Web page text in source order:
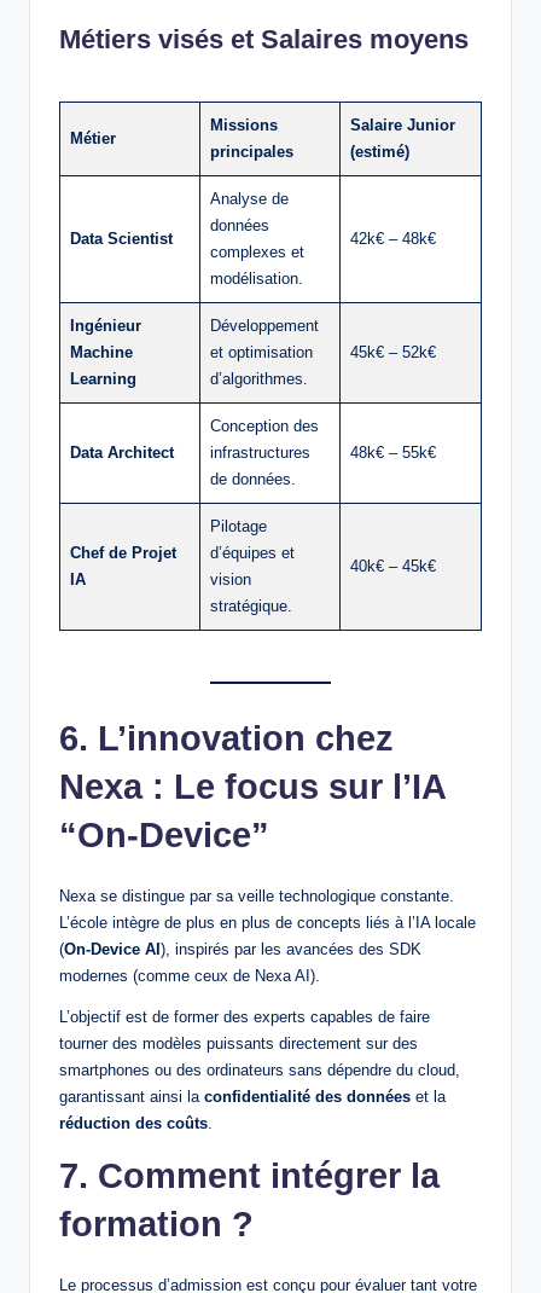
Métiers visés et Salaires moyens
Métier
Missions
principales
Salaire Junior
(estimé)
Data Scientist
Analyse de
données
complexes et
modélisation.
42k€ – 48k€
Ingénieur
Machine
Learning
Développement
et optimisation
d’algorithmes.
45k€ – 52k€
Data Architect
Conception des
infrastructures
de données.
48k€ – 55k€
Chef de Projet
IA
Pilotage
d’équipes et
vision
stratégique.
40k€ – 45k€
6. L’innovation chez
Nexa : Le focus sur l’IA
“On-Device”
Nexa se distingue par sa veille technologique constante.
L’école intègre de plus en plus de concepts liés à l’IA locale
(On-Device AI ), inspirés par les avancées des SDK
modernes (comme ceux de Nexa AI).
L’objectif est de former des experts capables de faire
tourner des modèles puissants directement sur des
smartphones ou des ordinateurs sans dépendre du cloud,
garantissant ainsi la confidentialité des données et la
réduction des coûts.
7. Comment intégrer la
formation ?
Le processus d’admission est conçu pour évaluer tant votre